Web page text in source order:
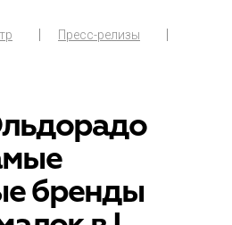
Пресс-релизы
бренды